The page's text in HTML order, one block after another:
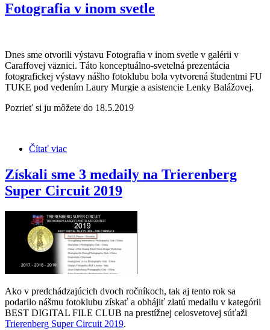
Fotografia v inom svetle
Dnes sme otvorili výstavu Fotografia v inom svetle v galérii v
Caraffovej väznici. Táto konceptuálno-svetelná prezentácia
fotografickej výstavy nášho fotoklubu bola vytvorená študentmi FU
TUKE pod vedením Laury Murgie a asistencie Lenky Balážovej.
Pozrieť si ju môžete do 18.5.2019
Čítať viac
Získali sme 3 medaily na Trierenberg
Super Circuit 2019
Ako v predchádzajúcich dvoch ročníkoch, tak aj tento rok sa
podarilo nášmu fotoklubu získať a obhájiť zlatú medailu v kategórii
BEST DIGITAL FILE CLUB na prestížnej celosvetovej súťaži
Trierenberg Super Circuit 2019.